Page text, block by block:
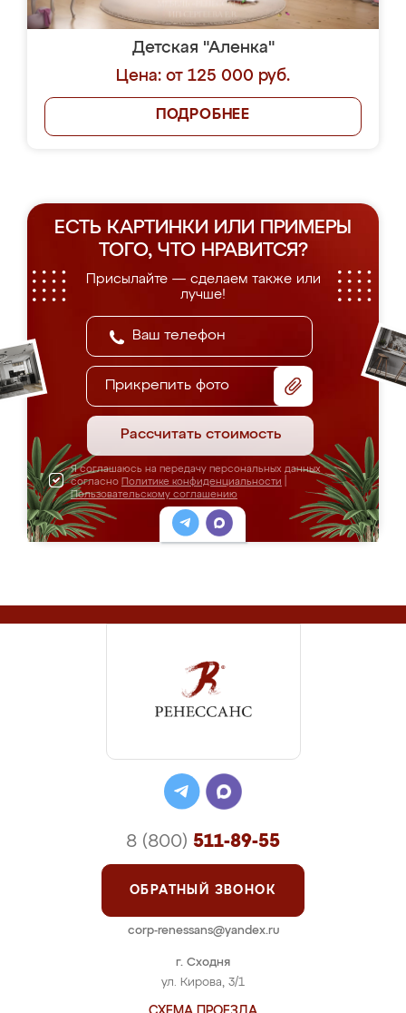
Детская "Аленка"
Цена: от 125 000 руб.
ПОДРОБНЕЕ
ЕСТЬ КАРТИНКИ ИЛИ ПРИМЕРЫ
ТОГО, ЧТО НРАВИТСЯ?
Присылайте — сделаем также или
лучше!
Прикрепить фото
Рассчитать стоимость
Я соглашаюсь на передачу персональных данных
согласно Политике конфиденциальности
Пользовательскому соглашению
г. Сходня
ул. Кирова, 3/1
8 (800) 511-89-55
ОБРАТНЫЙ ЗВОНОК
corp-renessans@yandex.ru